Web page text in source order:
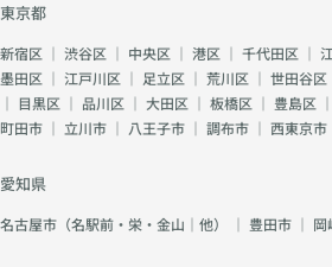
東京都
新宿区 ｜ 渋谷区 ｜ 中央区 ｜ 港区 ｜ 千代田区 ｜
墨田区 ｜ 江戸川区 ｜ 足立区 ｜ 荒川区 ｜ 世田谷区
｜ 目黒区 ｜ 品川区 ｜ 大田区 ｜ 板橋区 ｜ 豊島区 ｜
町田市 ｜ 立川市 ｜ 八王子市 ｜ 調布市 ｜ 西東京市
愛知県
名古屋市（名駅前・栄・金山｜他） ｜ 豊田市 ｜ 岡